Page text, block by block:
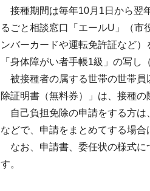
接種期間は毎年10月1日から翌
るごと相談窓口「エールU」（市
ンバーカードや運転免許証など
「身体障がい者手帳1級」の写し
被接種者の属する世帯の世帯員
除証明書（無料券）」は、接種の
自己負担免除の申請をする方は
などで、申請をまとめてする場合
なお、申請書、委任状の様式に
す。